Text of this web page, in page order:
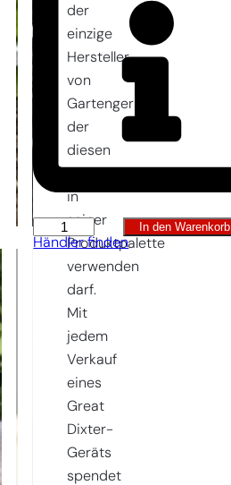
Great
Dixter
Gabel
Menge
In den Warenkorb
Händler finden
der
einzige
Hersteller
von
Gartengeräten,
der
diesen
in
seiner
Produktpalette
verwenden
darf.
Mit
jedem
Verkauf
eines
Great
Dixter-
Geräts
spendet